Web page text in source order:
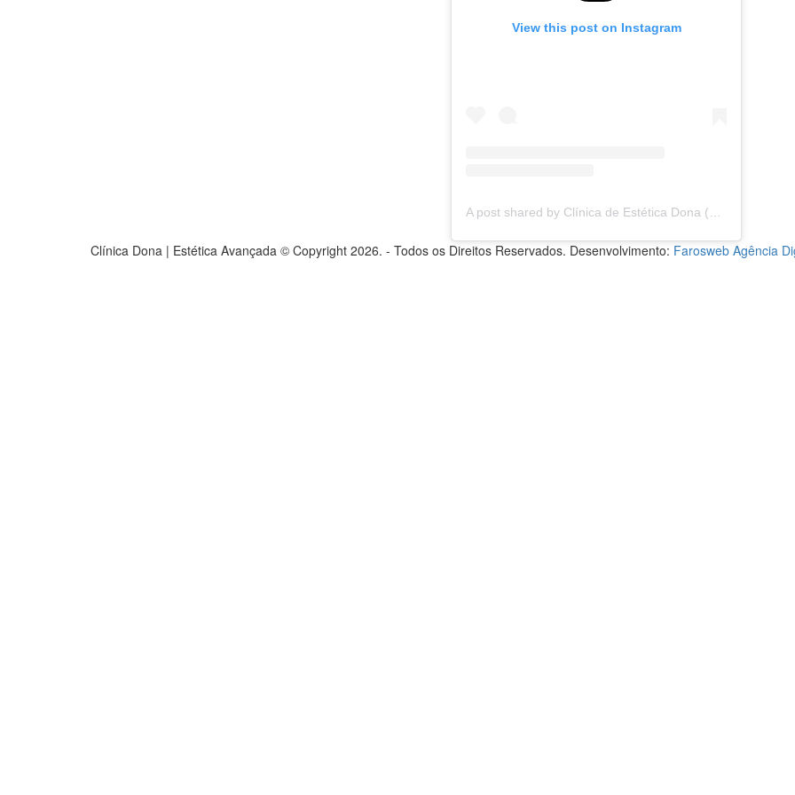
View this post on Instagram
Clínica Dona | Estética Avançada © Copyright 2026. - Todos os Direitos Reservados. Desenvolvimento: Farosweb Agência